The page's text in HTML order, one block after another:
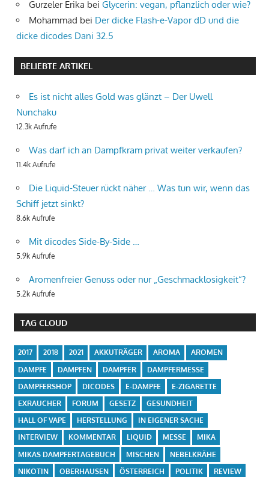
Gurzeler Erika bei Glycerin: vegan, pflanzlich oder wie?
Mohammad bei Der dicke Flash-e-Vapor dD und die
dicke dicodes Dani 32.5
BELIEBTE ARTIKEL
Es ist nicht alles Gold was glänzt – Der Uwell
Nunchaku
12.3k Aufrufe
Was darf ich an Dampfkram privat weiter verkaufen?
11.4k Aufrufe
Die Liquid-Steuer rückt näher … Was tun wir, wenn das
Schiff jetzt sinkt?
8.6k Aufrufe
Mit dicodes Side-By-Side …
5.9k Aufrufe
Aromenfreier Genuss oder nur „Geschmacklosigkeit“?
5.2k Aufrufe
TAG CLOUD
2017 2018 2021 AKKUTRÄGER AROMA
AROMEN
DAMPFE
DAMPFEN DAMPFER
DAMPFERMESSE
DAMPFERSHOP
DICODES E-DAMPFE
E-ZIGARETTE
EXRAUCHER
FORUM GESETZ
GESUNDHEIT
HALL OF VAPE
HERSTELLUNG
IN EIGENER SACHE
INTERVIEW
KOMMENTAR LIQUID MESSE
MIKA
MIKAS DAMPFERTAGEBUCH
MISCHEN
NEBELKRÄHE
NIKOTIN
OBERHAUSEN ÖSTERREICH POLITIK
REVIEW